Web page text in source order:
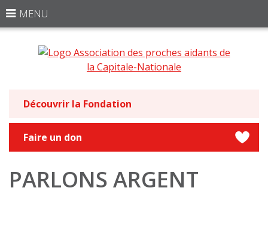
MENU
Découvrir la Fondation
Faire un don
PARLONS ARGENT